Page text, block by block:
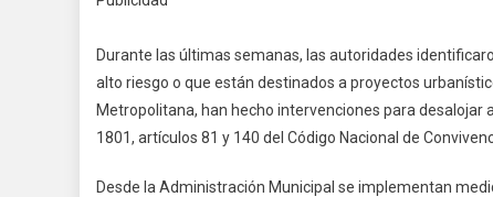
Durante las últimas semanas, las autoridades
alto riesgo o que están destinados a proyectos
Metropolitana, han hecho intervenciones para desalojar
1801, artículos 81 y 140 del Código Nacional de
Desde la Administración Municipal se implementan